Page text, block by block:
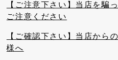
【ご注意下さい】当店を騙
ご注意ください
【ご確認下さい】当店から
様へ